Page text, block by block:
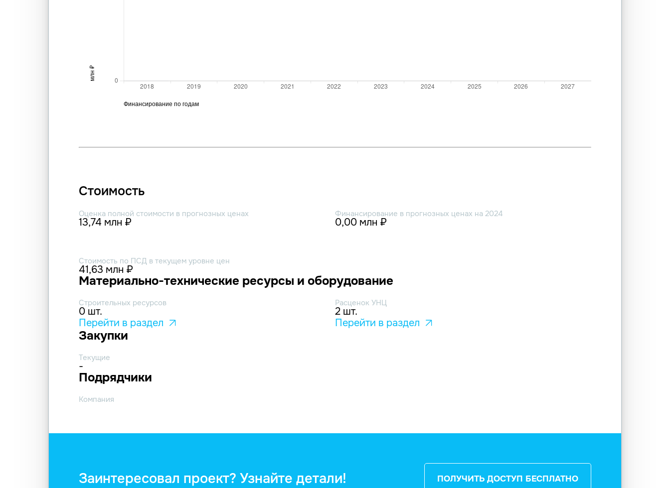
Стоимость
Оценка полной стоимости в прогнозных ценах
13,74 млн ₽
Финансирование в прогнозных ценах на 2024
0,00 млн ₽
Стоимость по ПСД в текущем уровне цен
41,63 млн ₽
Материально-технические ресурсы и оборудование
Строительных ресурсов
0 шт.
Перейти в раздел
Расценок УНЦ
2 шт.
Перейти в раздел
Закупки
Текущие
-
Подрядчики
Компания
Заинтересовал проект? Узнайте детали! ПОЛУЧИТЬ ДОСТУП БЕСПЛАТНО